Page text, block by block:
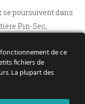
se poursuivent dans
Pin-Sec,
urbain
de ce
fichiers de
La plupart des